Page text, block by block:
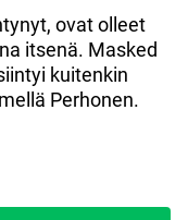
ovat olleet
itsenä. Masked
kuitenkin
Perhonen.